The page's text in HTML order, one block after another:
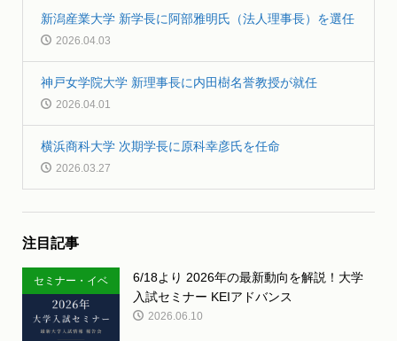
新潟産業大学 新学長に阿部雅明氏（法人理事長）を選任
2026.04.03
神戸女学院大学 新理事長に内田樹名誉教授が就任
2026.04.01
横浜商科大学 次期学長に原科幸彦氏を任命
2026.03.27
注目記事
セミナー・イベ
ント
6/18より 2026年の最新動向を解説！大学
入試セミナー KEIアドバンス
2026.06.10